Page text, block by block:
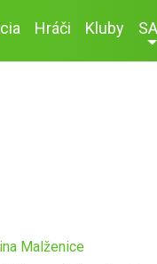
Hráči Kluby
Malženice